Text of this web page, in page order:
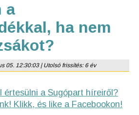
a
ha nem
05. 12:30:03 | Utolsó frissítés: 6 év
értesülni a Sugópart híreiről?
Klikk, és like a Facebookon!